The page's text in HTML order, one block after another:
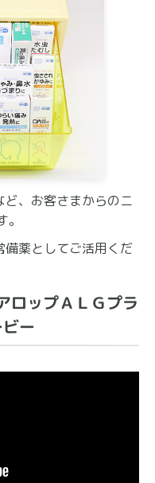
、お客さまからのニ
備薬としてご活用くだ
ロップＡＬＧプラ
ー